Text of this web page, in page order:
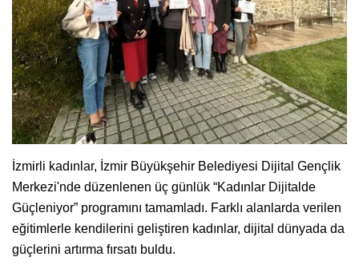
İzmirli kadınlar, İzmir Büyükşehir Belediyesi Dijital Gençlik
Merkezi'nde düzenlenen üç günlük “Kadınlar Dijitalde
Güçleniyor” programını tamamladı. Farklı alanlarda verilen
eğitimlerle kendilerini geliştiren kadınlar, dijital dünyada da
güçlerini artırma fırsatı buldu.